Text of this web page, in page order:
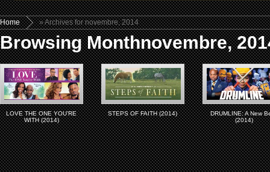
Home » Archives for novembre, 2014
Browsing Monthnovembre,
LOVE THE ONE YOU’RE
WITH (2014)
STEPS OF FAITH (2014)
DRUMLINE: A New
(2014)